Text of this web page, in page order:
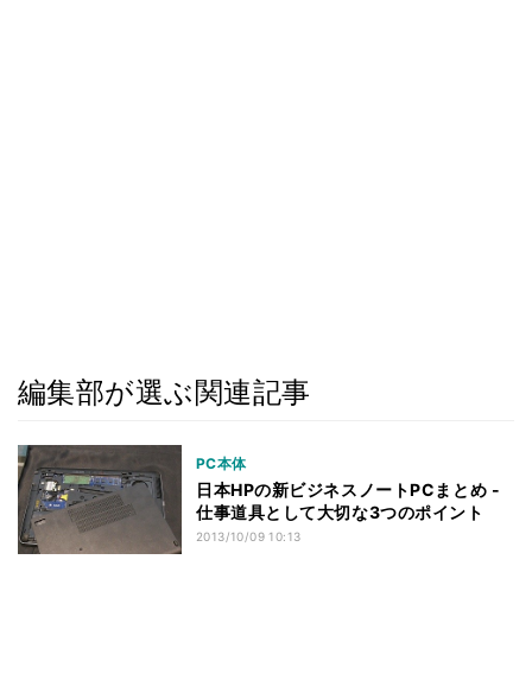
編集部が選ぶ関連記事
PC本体
日本HPの新ビジネスノートPCまとめ -
仕事道具として大切な3つのポイント
2013/10/09 10:13